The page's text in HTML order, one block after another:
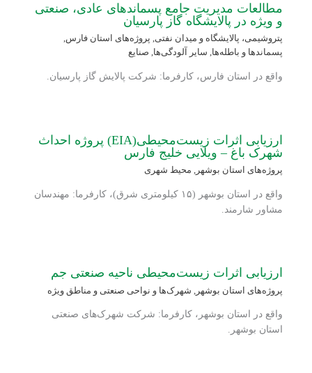
مطالعات مدیریت جامع پسماندهای عادی، صنعتی
و ویژه در پالایشگاه گاز پارسیان
پتروشیمی، پالایشگاه و میدان نفتی, پروژه‌های استان فارس,
پسماندها و باطله‌ها, سایر آلودگی‌ها, صنایع
واقع در استان فارس، کارفرما: شرکت پالایش گاز پارسیان.
ارزیابی اثرات زیست‌محیطی(EIA) پروژه احداث
شهرک باغ – ویلایی خلیج فارس
پروژه‌های استان بوشهر , محیط شهری
واقع در استان بوشهر (۱۵ کیلومتری شرق)، کارفرما: مهندسان
مشاور شارمند.
ارزیابی اثرات زیست‌محیطی ناحیه صنعتی جم
پروژه‌های استان بوشهر شهرک‌ها و نواحی صنعتی و مناطق ویژه
واقع در استان بوشهر، کارفرما: شرکت شهرک‌های صنعتی
استان بوشهر.